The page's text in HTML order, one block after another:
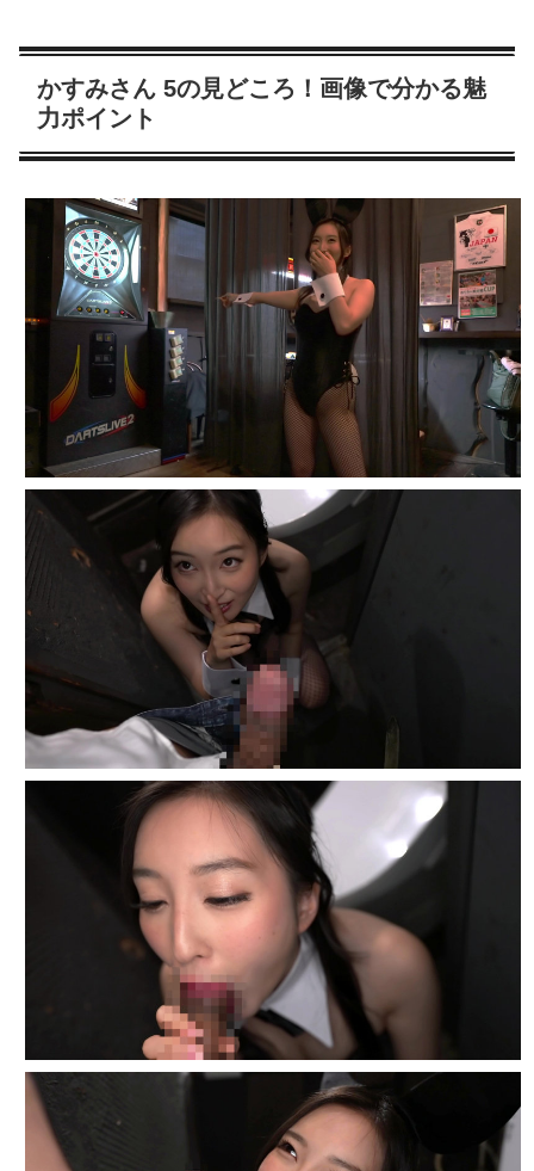
かすみさん 5の見どころ！画像で分かる魅
力ポイント